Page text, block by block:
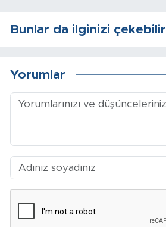
Bunlar da ilginizi çekebilir
Yorumlar
Battalgazi
Kale
Pütürge
Magazin